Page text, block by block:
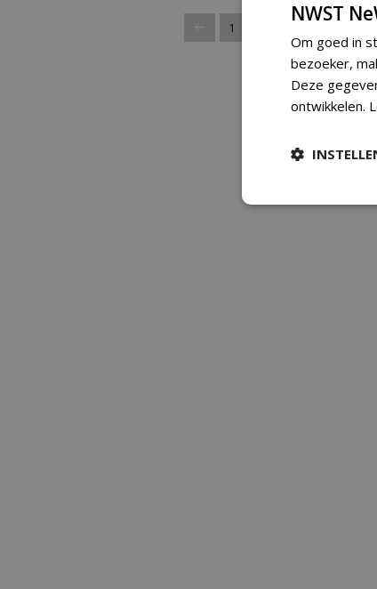
1
NWST
Om goed in
bezoeker,
Deze
ontwikkelen.